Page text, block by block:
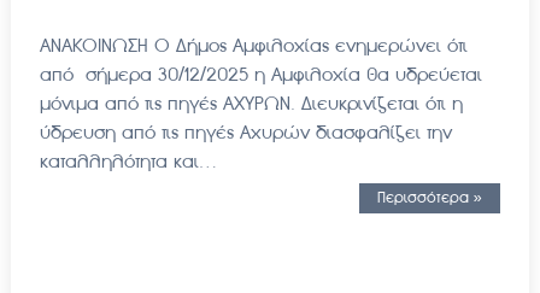
ANAKOINΩΣΗ Ο Δήμος Αμφιλοχίας ενημερώνει ότι
από σήμερα 30/12/2025 η Αμφιλοχία θα υδρεύεται
μόνιμα από τις πηγές ΑΧΥΡΩΝ. Διευκρινίζεται ότι η
ύδρευση από τις πηγές Αχυρών διασφαλίζει την
καταλληλότητα και…
Περισσότερα »